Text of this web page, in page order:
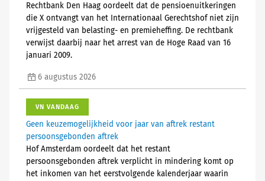
Rechtbank Den Haag oordeelt dat de pensioenuitkeringen
die X ontvangt van het Internationaal Gerechtshof niet zijn
vrijgesteld van belasting- en premieheffing. De rechtbank
verwijst daarbij naar het arrest van de Hoge Raad van 16
januari 2009.
6 augustus 2026
VN VANDAAG
Geen keuzemogelijkheid voor jaar van aftrek restant
persoonsgebonden aftrek
Hof Amsterdam oordeelt dat het restant
persoonsgebonden aftrek verplicht in mindering komt op
het inkomen van het eerstvolgende kalenderjaar waarin